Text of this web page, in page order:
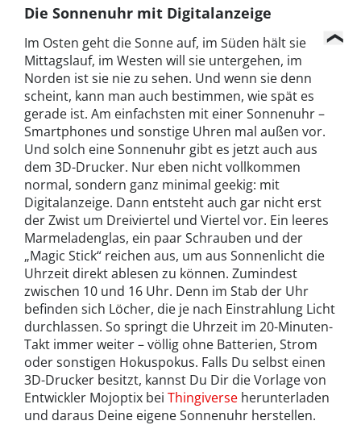
Die Sonnenuhr mit Digitalanzeige
Im Osten geht die Sonne auf, im Süden hält sie
Mittagslauf, im Westen will sie untergehen, im
Norden ist sie nie zu sehen. Und wenn sie denn
scheint, kann man auch bestimmen, wie spät es
gerade ist. Am einfachsten mit einer Sonnenuhr –
Smartphones und sonstige Uhren mal außen vor.
Und solch eine Sonnenuhr gibt es jetzt auch aus
dem 3D-Drucker. Nur eben nicht vollkommen
normal, sondern ganz minimal geekig: mit
Digitalanzeige. Dann entsteht auch gar nicht erst
der Zwist um Dreiviertel und Viertel vor. Ein leeres
Marmeladenglas, ein paar Schrauben und der
„Magic Stick“ reichen aus, um aus Sonnenlicht die
Uhrzeit direkt ablesen zu können. Zumindest
zwischen 10 und 16 Uhr. Denn im Stab der Uhr
befinden sich Löcher, die je nach Einstrahlung Licht
durchlassen. So springt die Uhrzeit im 20-Minuten-
Takt immer weiter – völlig ohne Batterien, Strom
oder sonstigen Hokuspokus. Falls Du selbst einen
3D-Drucker besitzt, kannst Du Dir die Vorlage von
Entwickler Mojoptix bei Thingiverse herunterladen
und daraus Deine eigene Sonnenuhr herstellen.